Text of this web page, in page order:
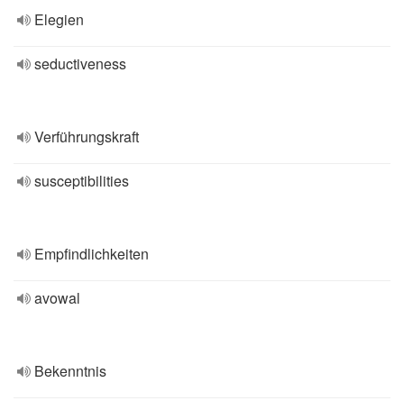
Elegien
seductiveness
Verführungskraft
susceptibilities
Empfindlichkeiten
avowal
Bekenntnis